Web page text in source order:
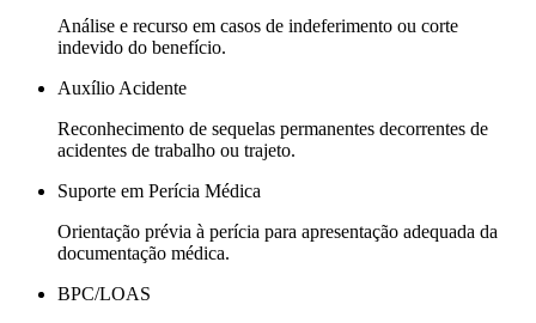
Análise e recurso em casos de indeferimento ou corte
indevido do benefício.
Auxílio Acidente
Reconhecimento de sequelas permanentes decorrentes de
acidentes de trabalho ou trajeto.
Suporte em Perícia Médica
Orientação prévia à perícia para apresentação adequada da
documentação médica.
BPC/LOAS